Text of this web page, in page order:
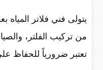
يتولى فني فلاتر المياه
من تركيب الفلتر،
تعتبر ضرورياً للحفاظ